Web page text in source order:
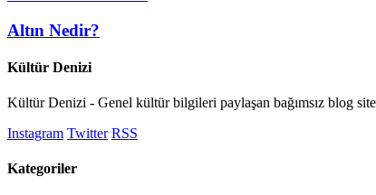
Altın Nedir?
Kültür Denizi
Kültür Denizi - Genel kültür bilgileri paylaşan bağımsız blog
Instagram Twitter RSS
Kategoriler